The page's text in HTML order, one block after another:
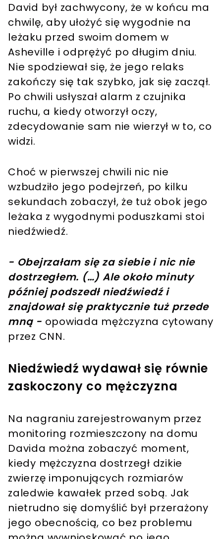
David był zachwycony, że w końcu ma
chwilę, aby ułożyć się wygodnie na
leżaku przed swoim domem w
Asheville i odprężyć po długim dniu.
Nie spodziewał się, że jego relaks
zakończy się tak szybko, jak się zaczął.
Po chwili usłyszał alarm z czujnika
ruchu, a kiedy otworzył oczy,
zdecydowanie sam nie wierzył w to, co
widzi.
Choć w pierwszej chwili nic nie
wzbudziło jego podejrzeń, po kilku
sekundach zobaczył, że tuż obok jego
leżaka z wygodnymi poduszkami stoi
niedźwiedź.
- Obejrzałam się za siebie i nic nie
dostrzegłem. (…) Ale około minuty
później podszedł niedźwiedź i
znajdował się praktycznie tuż przede
mną - opowiada mężczyzna cytowany
przez CNN.
Niedźwiedź wydawał się równie
zaskoczony co mężczyzna
Na nagraniu zarejestrowanym przez
monitoring rozmieszczony na domu
Davida można zobaczyć moment,
kiedy mężczyzna dostrzegł dzikie
zwierzę imponujących rozmiarów
zaledwie kawałek przed sobą. Jak
nietrudno się domyślić był przerażony
jego obecnością, co bez problemu